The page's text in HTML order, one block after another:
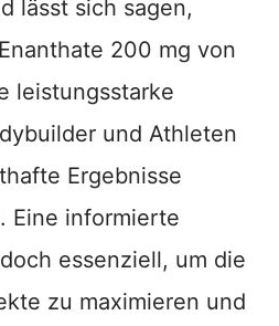
lässt sich sagen,
200 mg von
leistungsstarke
und Athleten
Ergebnisse
Eine informierte
essenziell, um die
zu maximieren und